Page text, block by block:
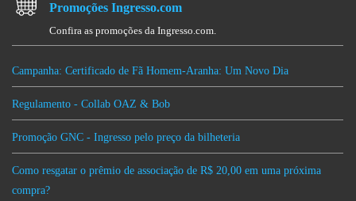
Promoções Ingresso.com
Confira as promoções da Ingresso.com.
Campanha: Certificado de Fã Homem-Aranha: Um Novo Dia
Regulamento - Collab OAZ & Bob
Promoção GNC - Ingresso pelo preço da bilheteria
Como resgatar o prêmio de associação de R$ 20,00 em uma próxima
compra?